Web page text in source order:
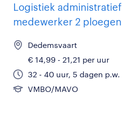
Logistiek administratief
medewerker 2 ploegen
Dedemsvaart
€ 14,99 - 21,21 per uur
32 - 40 uur, 5 dagen p.w.
VMBO/MAVO